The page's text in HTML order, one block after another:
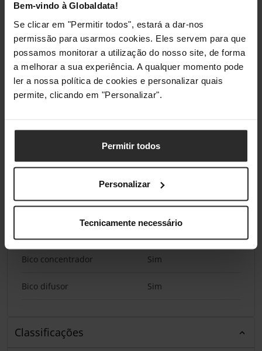
Bem-vindo à Globaldata!
Se clicar em "Permitir todos", estará a dar-nos
permissão para usarmos cookies. Eles servem para que
possamos monitorar a utilização do nosso site, de forma
a melhorar a sua experiência. A qualquer momento pode
ler a nossa política de cookies e personalizar quais
permite, clicando em "Personalizar".
Permitir todos
Personalizar
Tecnicamente necessário
Comprimento do fio 1,8 m
Tipo de controlo Botões
Filtro removível
2400 W
Voltagem de entrada AC 220-240 V
Bico concentrador Sim
Bico difusor Sim
Classificações